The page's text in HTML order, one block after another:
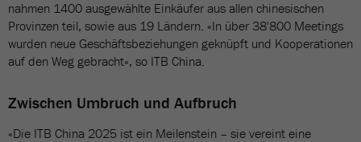
nahmen 1400 ausgewählte Einkäufer aus allen chinesischen
Provinzen teil, sowie aus 19 Ländern. «In über 38'800 Meetings
wurden neue Geschäftsbeziehungen geknüpft und Kooperationen
auf den Weg gebracht», so ITB China.
Zwischen Umbruch und Aufbruch
«Die ITB China 2025 ist ein Meilenstein – sie vereint eine